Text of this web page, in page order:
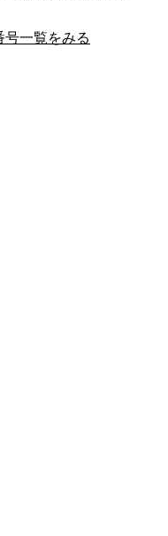
号一覧をみる